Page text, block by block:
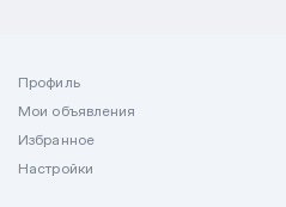
Профиль
Мои объявления
Избранное
Настройки